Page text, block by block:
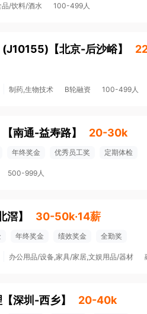
品/饮料/酒水 100-499人
(J10155) 【北京-后沙峪】
制药,生物技术 B轮融资 100-499人
【南通-益寿路】 20-30k
年终奖金 优秀员工奖 定期体检
500-999人
滘】 30-50k·14薪
年终奖金 绩效奖金 全勤奖
办公用品/设备,家具/家居,文娱用品/器材
【深圳-西乡】 20-40k